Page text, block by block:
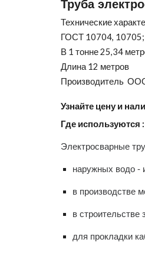
Труба
Технические
ГОСТ 10704,
В 1 тонне 25,34
Длина 12 метров
Производитель
Узнайте цену и
Где используются :
Электросварные
наружных водо -
в производстве
в строительстве
для прокладки